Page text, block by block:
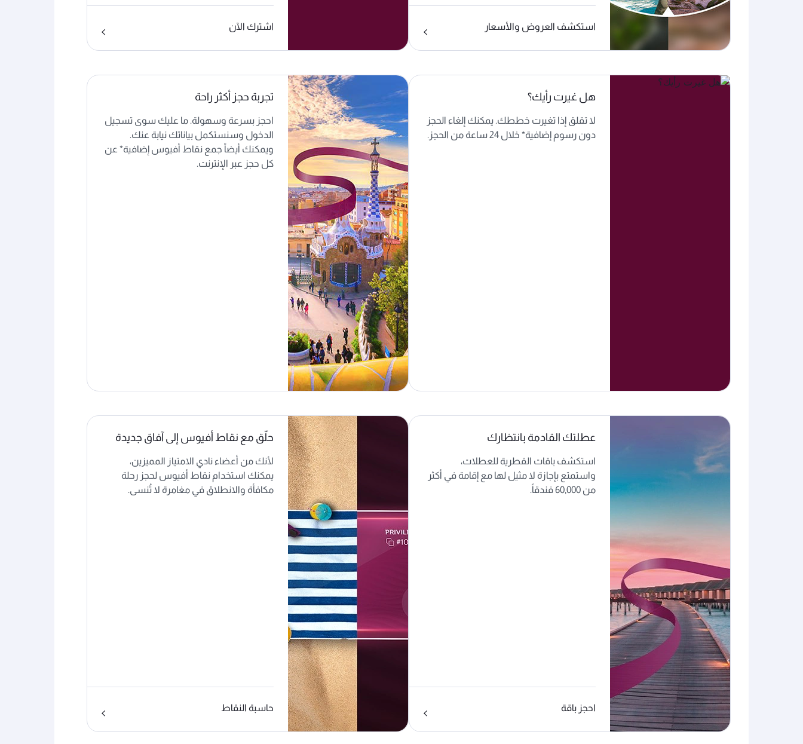
استكشف العروض والأسعار اشترك الآن
هل غيرت رأيك؟
لا تقلق إذا تغيرت خططك. يمكنك إلغاء الحجز
دون رسوم إضافية* خلال 24 ساعة من الحجز.
تجربة حجز أكثر راحة
احجز بسرعة وسهولة. ما عليك سوى تسجيل
الدخول وسنستكمل بياناتك نيابة عنك.
ويمكنك أيضاً جمع نقاط أفيوس إضافية* عن
كل حجز عبر الإنترنت.
عطلتك القادمة بانتظارك
استكشف باقات القطرية للعطلات،
واستمتع بإجازة لا مثيل لها مع إقامة في أكثر
من 60,000 فندقاً.
احجز باقة
حلّق مع نقاط أفيوس إلى آفاق جديدة
لأنك من أعضاء نادي الامتياز المميزين،
يمكنك استخدام نقاط أفيوس لحجز رحلة
مكافأة والانطلاق في مغامرة لا تُنسى.
حاسبة النقاط